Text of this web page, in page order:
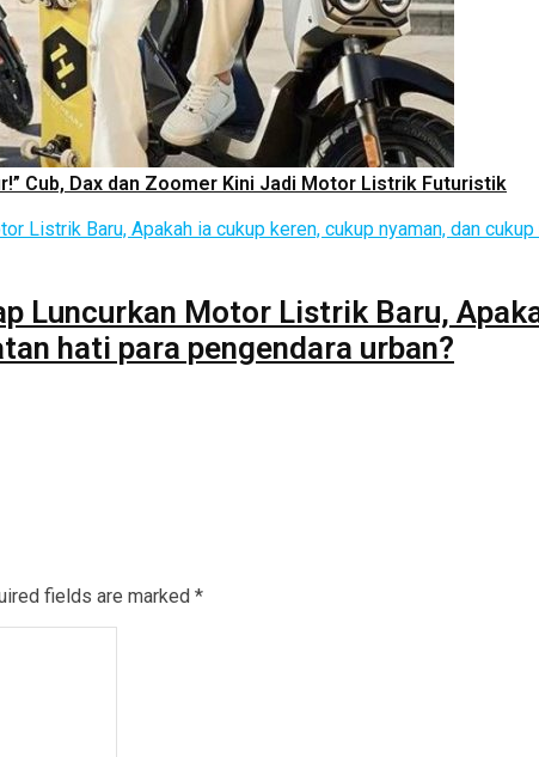
Cub, Dax dan Zoomer Kini Jadi Motor Listrik Futuristik
Luncurkan Motor Listrik Baru,
hati para pengendara urban?
fields are marked *